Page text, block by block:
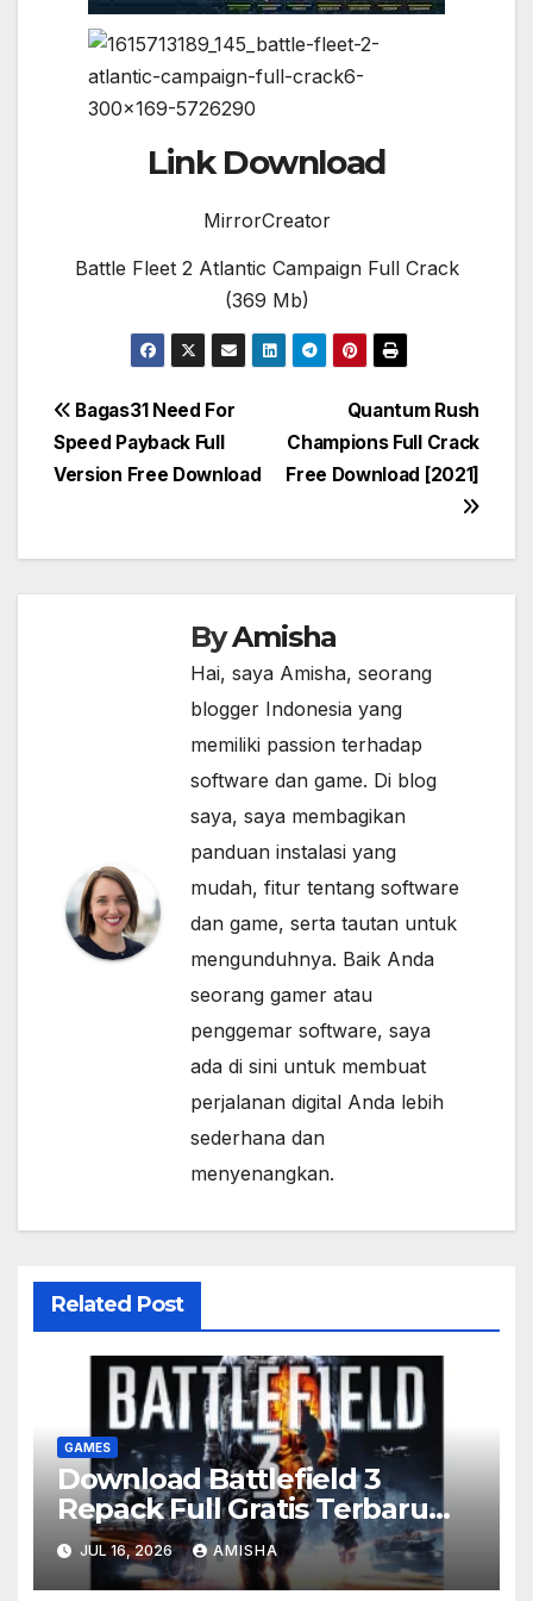
Link Download
MirrorCreator
Battle Fleet 2 Atlantic Campaign Full Crack
(369 Mb)
Post
navigation
Quantum Rush
Champions Full Crack
Free Download [2021]
Bagas31 Need For
Speed Payback Full
Version Free Download
ByAmisha
Hai, saya Amisha, seorang
blogger Indonesia yang
memiliki passion terhadap
software dan game. Di blog
saya, saya membagikan
panduan instalasi yang
mudah, fitur tentang software
dan game, serta tautan untuk
mengunduhnya. Baik Anda
seorang gamer atau
penggemar software, saya
ada di sini untuk membuat
perjalanan digital Anda lebih
sederhana dan
menyenangkan.
Related Post
GAMES
Download Battlefield 3
Repack Full Gratis Terbaru
Version
JUL 16, 2026 AMISHA